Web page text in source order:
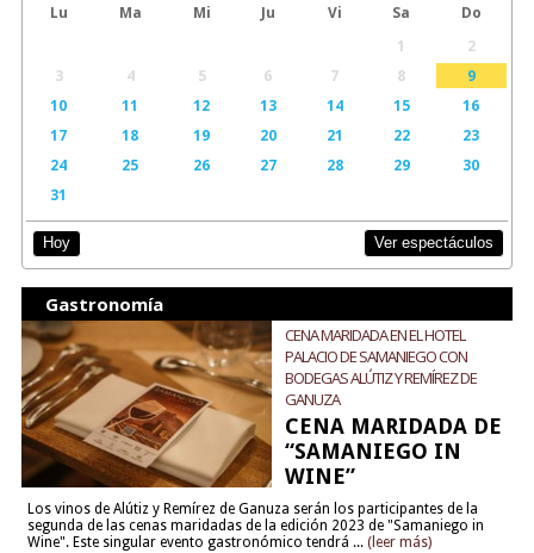
Lu Ma Mi Ju Vi Sa
Do
1
2
3
4 5 6 7 8
9
10
11 12 13 14 15
16
17
18 19 20 21 22
23
24
25 26 27 28 29
30
31
Hoy Ver espectáculos
Gastronomía
CENA MARIDADA EN EL HOTEL
PALACIO DE SAMANIEGO CON
BODEGAS ALÚTIZ Y REMÍREZ DE
GANUZA
CENA MARIDADA DE
“SAMANIEGO IN
WINE”
Los vinos de Alútiz y Remírez de Ganuza serán los participantes de la
segunda de las cenas maridadas de la edición 2023 de "Samaniego in
Wine". Este singular evento gastronómico tendrá ... (leer más)